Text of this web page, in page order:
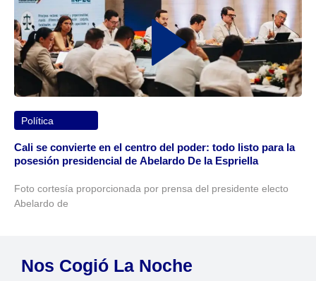
Política
Cali se convierte en el centro del poder: todo listo para la
posesión presidencial de Abelardo De la Espriella
Foto cortesía proporcionada por prensa del presidente electo
Abelardo de
Nos Cogió La Noche